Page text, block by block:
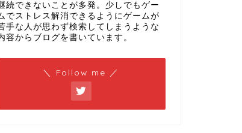
続できないことが多発。少しでもゲー
でストレス解消できるようにゲームが
手な人が思わず検索してしまうような
容からブログを書いています。
＼ Follow me ／